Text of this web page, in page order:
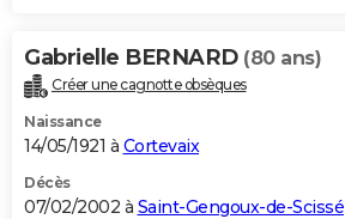
Gabrielle BERNARD (80 ans)
Créer une cagnotte obsèques
Naissance
14/05/1921 à Cortevaix
Décès
07/02/2002 à Saint-Gengoux-de-Scissé